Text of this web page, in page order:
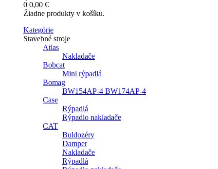
0 0,00 €
Žiadne produkty v košíku.
Kategórie
Stavebné stroje
Atlas
Nakladače
Bobcat
Mini rýpadlá
Bomag
BW154AP-4 BW174AP-4
Case
Rýpadlá
Rýpadlo nakladače
CAT
Buldozéry
Damper
Nakladače
Rýpadlá